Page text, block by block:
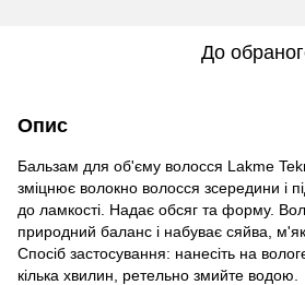
До
Опис
Бальзам для об'єму волосся Lakme
зміцнює волокно волосся зсередини і
до ламкості. Надає обсяг та форму.
природний баланс і набуває сяйва,
Спосіб застосування: нанесіть на
кілька хвилин, ретельно змийте водою.